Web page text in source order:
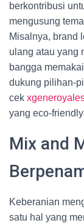
berkontribusi
mengusung
Misalnya, brand
ulang atau yang
bangga
dukung pilihan-
cek
yang eco-
Mix and
Keberanian
satu hal yang